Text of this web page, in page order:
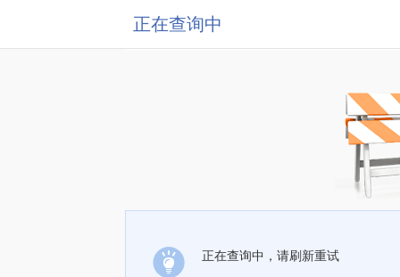
正在查询中
正在查询中，请刷新重试